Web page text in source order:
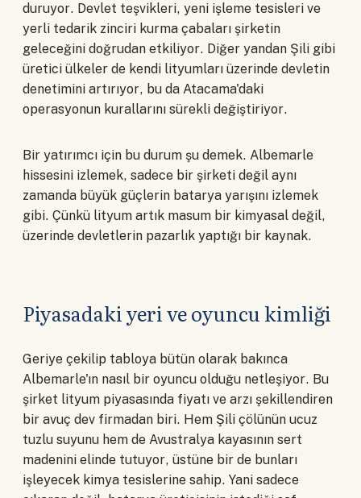
duruyor. Devlet teşvikleri, yeni işleme tesisleri ve
yerli tedarik zinciri kurma çabaları şirketin
geleceğini doğrudan etkiliyor. Diğer yandan Şili gibi
üretici ülkeler de kendi lityumları üzerinde devletin
denetimini artırıyor, bu da Atacama'daki
operasyonun kurallarını sürekli değiştiriyor.
Bir yatırımcı için bu durum şu demek. Albemarle
hissesini izlemek, sadece bir şirketi değil aynı
zamanda büyük güçlerin batarya yarışını izlemek
gibi. Çünkü lityum artık masum bir kimyasal değil,
üzerinde devletlerin pazarlık yaptığı bir kaynak.
Piyasadaki yeri ve oyuncu kimliği
Geriye çekilip tabloya bütün olarak bakınca
Albemarle'ın nasıl bir oyuncu olduğu netleşiyor. Bu
şirket lityum piyasasında fiyatı ve arzı şekillendiren
bir avuç dev firmadan biri. Hem Şili çölünün ucuz
tuzlu suyunu hem de Avustralya kayasının sert
madenini elinde tutuyor, üstüne bir de bunları
işleyecek kimya tesislerine sahip. Yani sadece